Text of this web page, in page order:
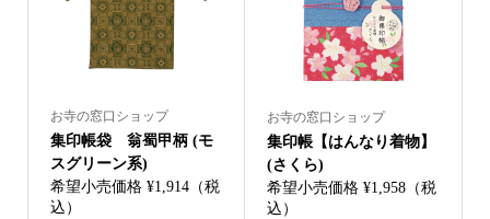
お寺の窓口ショップ
集印帳袋 翁蜀甲柄 (モ
スグリーン系)
希望小売価格 ¥1,914（税
込）
お寺の窓口ショップ
集印帳【はんなり着物】
(さくら)
希望小売価格 ¥1,958（税
込）